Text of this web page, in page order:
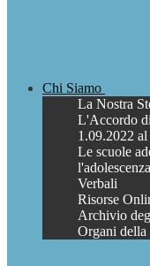
Chi Siamo
La Nostra
L'Accordo
1.09.2022
Le scuole
l'adolescenza
Verbali
Risorse
Archivio
Organi della